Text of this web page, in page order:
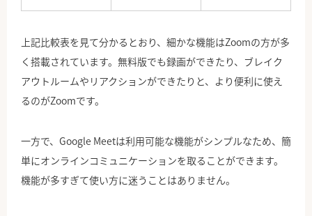
上記比較表を見て分かるとおり、細かな機能はZoomの方が多
く搭載されています。無料版でも録画ができたり、ブレイク
アウトルームやリアクションができたりと、より便利に使え
るのがZoomです。
一方で、Google Meetは利用可能な機能がシンプルなため、簡
単にオンラインコミュニケーションを取ることができます。
機能が多すぎて使い方に迷うことはありません。